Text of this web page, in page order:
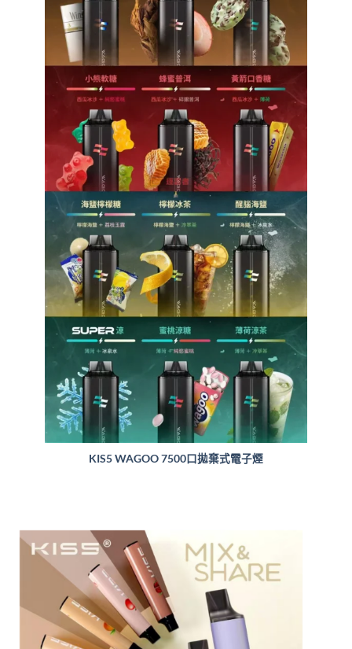
KIS5 WAGOO 7500口拋棄式電子煙